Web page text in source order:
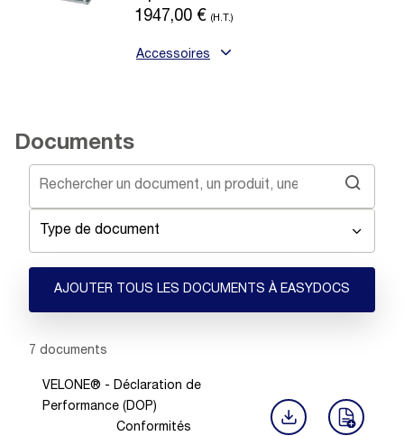
1947,00 € (H.T.)
Accessoires
Documents
Type de document
AJOUTER TOUS LES DOCUMENTS À EASYDOCS
Showing 1 -7
7 documents
VELONE® - Déclaration de
Performance (DOP)
Conformités